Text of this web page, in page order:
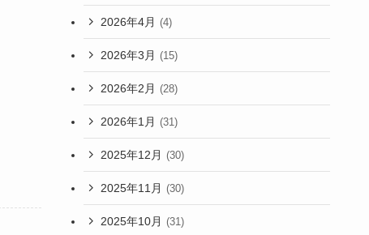
2026年4月 (4)
2026年3月 (15)
2026年2月 (28)
2026年1月 (31)
2025年12月 (30)
2025年11月 (30)
2025年10月 (31)